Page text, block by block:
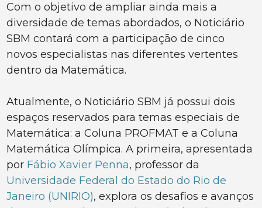
Com o objetivo de ampliar ainda mais a
diversidade de temas abordados, o Noticiário
SBM contará com a participação de cinco
novos especialistas nas diferentes vertentes
dentro da Matemática.
Atualmente, o Noticiário SBM já possui dois
espaços reservados para temas especiais de
Matemática: a Coluna PROFMAT e a Coluna
Matemática Olímpica. A primeira, apresentada
por Fábio Xavier Penna, professor da
Universidade Federal do Estado do Rio de
Janeiro (UNIRIO), explora os desafios e avanços